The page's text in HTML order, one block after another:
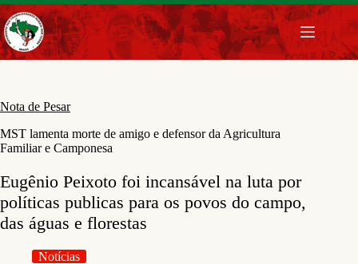
Pular
para
o
conteúdo
Nota de Pesar
MST lamenta morte de amigo e defensor da Agricultura
Familiar e Camponesa
Eugênio Peixoto foi incansável na luta por
políticas publicas para os povos do campo,
das águas e florestas
Notícias